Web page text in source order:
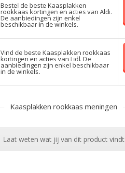
Bestel de beste Kaasplakken
rookkaas kortingen en acties van Aldi.
De aanbiedingen zijn enkel
beschikbaar in de winkels.
Vind de beste Kaasplakken rookkaas
kortingen en acties van Lidl. De
aanbiedingen zijn enkel beschikbaar
in de winkels.
Kaasplakken rookkaas meningen
Laat weten wat jij van dit product vindt